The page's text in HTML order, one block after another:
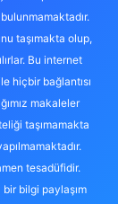
taşımakta olup,
Bu internet
hiçbir bağlantısı
makaleler
taşımamakta
tesadüfidir.
bilgi paylaşım